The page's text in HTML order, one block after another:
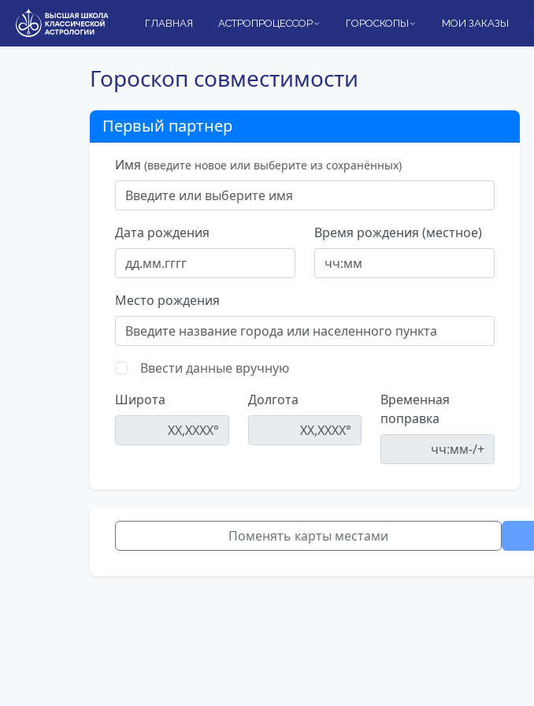
ГЛАВНАЯ АСТРОПРОЦЕССОР ГОРОСКОПЫ МОИ ЗАКАЗЫ
Гороскоп совместимости
Первый партнер
Имя (введите новое или выберите из сохранённых)
Дата рождения Время рождения (местное)
Место рождения
Ввести данные вручную
Широта
Долгота
Временная
поправка
Поменять карты местами